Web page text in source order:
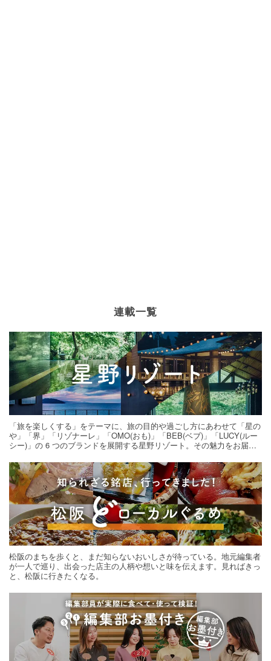
連載一覧
「旅を楽しくする」をテーマに、旅の目的や過ごし方にあわせて「星の
や」「界」「リゾナーレ」「OMO(おも)」「BEB(ベブ)」「LUCY(ルー
シー)」の 6 つのブランドを展開する星野リゾート。その魅力をお届け
松阪のまちを歩くと、まだ知らないおいしさが待っている。地元編集者
が一人で巡り、出会った店主の人柄や想いと味を伝えます。見ればきっ
と、松阪に行きたくなる。